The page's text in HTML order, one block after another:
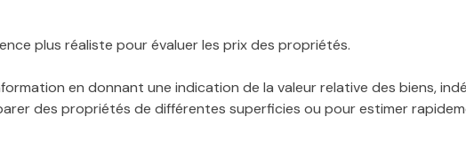
plus réaliste pour évaluer les prix des propriétés.
en donnant une indication de la valeur relative des biens,
des propriétés de différentes superficies ou pour estimer